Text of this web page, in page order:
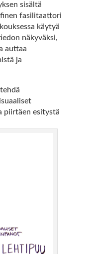
sisältä
fasilitaattori
käytyä
näkyväksi,
auttaa
ja
piirtäen esitystä